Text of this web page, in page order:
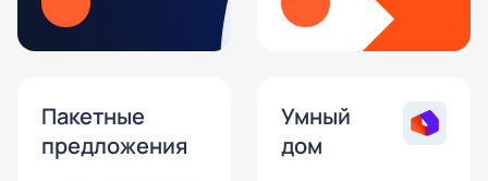
Пакетные
предложения
Умный
дом